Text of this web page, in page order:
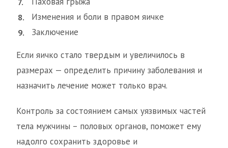
Изменения и боли в правом яичке
Заключение
Если яичко стало твердым и увеличилось в
размерах — определить причину заболевания и
назначить лечение может только врач.
Контроль за состоянием самых уязвимых частей
тела мужчины – половых органов, поможет ему
надолго сохранить здоровье и